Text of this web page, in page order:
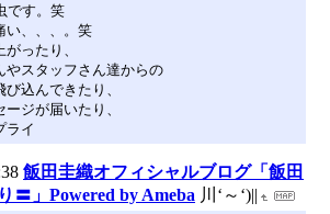
です。笑
い、、、。笑
ったり、
やスタッフさん達からの
込んできたり、
ジが届いたり、
ライ
飯田圭織オフィシャルブログ「飯田
〓」Powered by Ameba 川‘～‘)||